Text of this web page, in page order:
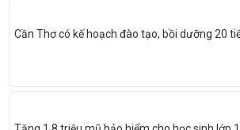
Cần Thơ có kế hoạch đào tạo, bồi dưỡng 20